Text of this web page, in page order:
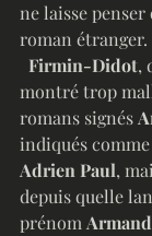
ne laisse penser
roman étranger.
Firmin-Didot,
montré trop
romans signés
indiqués
Adrien Paul,
depuis quelle
prénom Armand